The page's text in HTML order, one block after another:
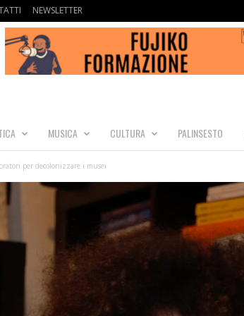
NEWSLETTER
MUSICA CULTURA PALINSESTO
per decolonizzare i musei